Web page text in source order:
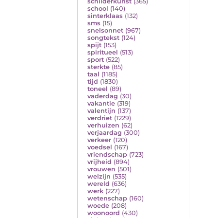
school (140)
sinterklaas (132)
sms (15)
snelsonnet (967)
songtekst (124)
spijt (153)
spiritueel (513)
sport (522)
sterkte (85)
taal (1185)
tijd (1830)
toneel (89)
vaderdag (30)
vakantie (319)
valentijn (137)
verdriet (1229)
verhuizen (62)
verjaardag (300)
verkeer (120)
voedsel (167)
vriendschap (723)
vrijheid (894)
vrouwen (501)
welzijn (535)
wereld (636)
werk (227)
wetenschap (160)
woede (208)
woonoord (430)